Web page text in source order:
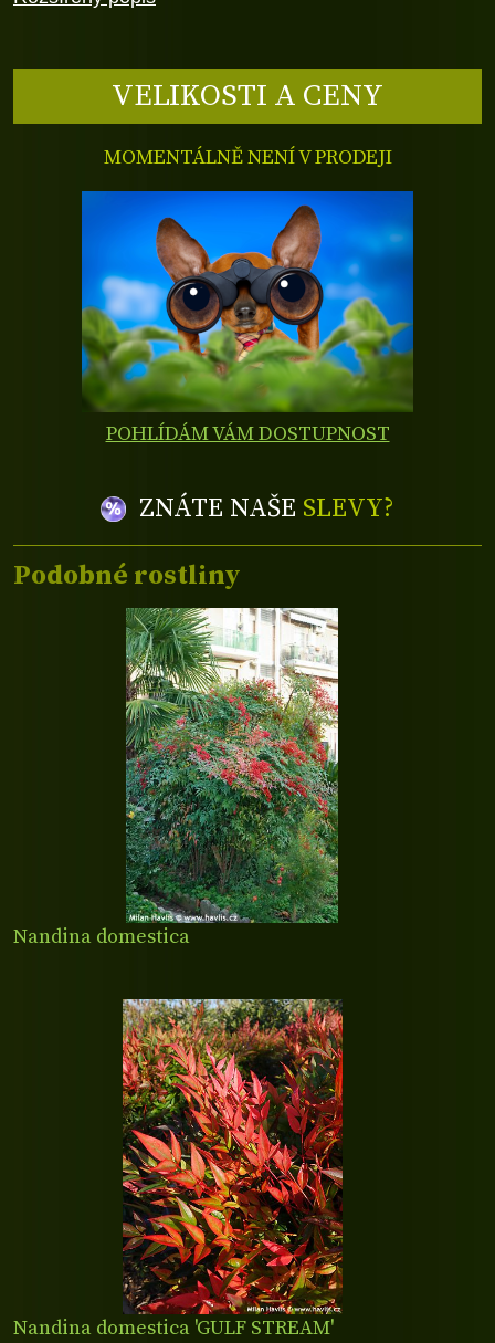
VELIKOSTI A CENY
MOMENTÁLNĚ NENÍ V PRODEJI
POHLÍDÁM VÁM DOSTUPNOST
ZNÁTE NAŠE SLEVY?
Podobné rostliny
Nandina domestica
Nandina domestica 'GULF STREAM'